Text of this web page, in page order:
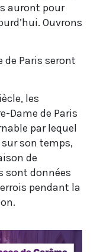
auront pour
Ouvrons
de Paris seront
les
Dame de Paris
par lequel
son temps,
de
sont données
pendant la